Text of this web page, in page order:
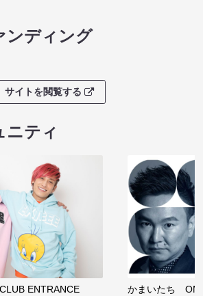
ンディング
サイトを閲覧する
ニティ
ENTRANCE かまいたち